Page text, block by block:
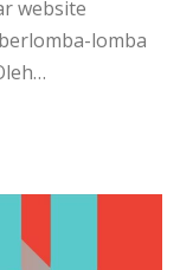
website
lomba